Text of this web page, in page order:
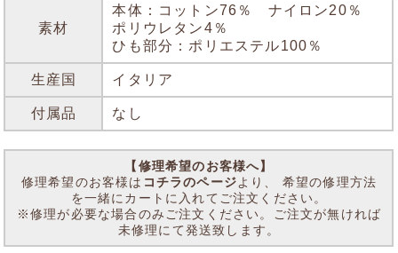
素材
本体：コットン76％ ナイロン20％
ポリウレタン4％
ひも部分：ポリエステル100％
生産国 イタリア
付属品 なし
【修理希望のお客様へ】
修理希望のお客様は コチラのページより、 希望の修理方法
を一緒にカートに入れてご注文ください。
※修理が必要な場合のみご注文ください。ご注文が無ければ
未修理にて発送致します。